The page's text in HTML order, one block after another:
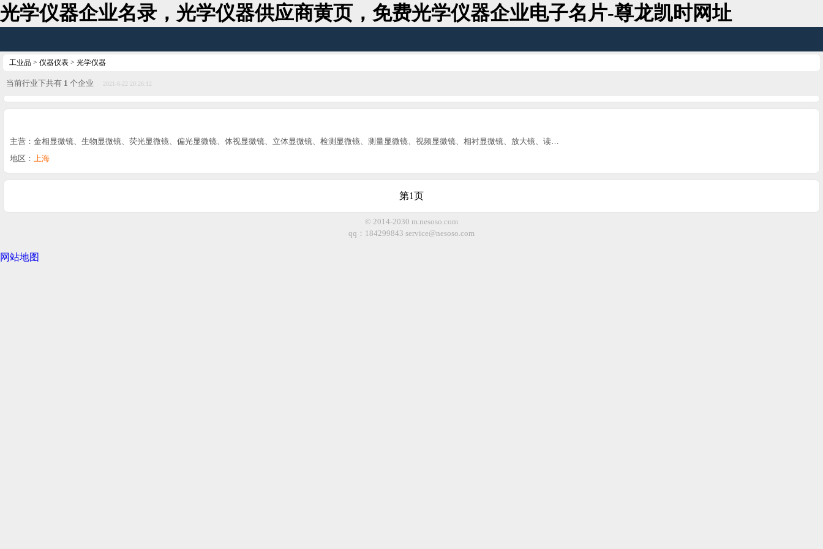
光学仪器企业名录，光学仪器供应商黄页，免费光学仪器企业电子名片-尊龙凯时网址
工业品 > 仪器仪表 > 光学仪器
当前行业下共有 1 个企业 2021-6-22 20:26:12
主营：金相显微镜、生物显微镜、荧光显微镜、偏光显微镜、体视显微镜、立体显微镜、检测显微镜、测量显微镜、视频显微镜、相衬显微镜、放大镜、读…
地区： 上海
第1页
© 2014-2030 m.nesoso.com
qq：184299843 service@nesoso.com
网站地图